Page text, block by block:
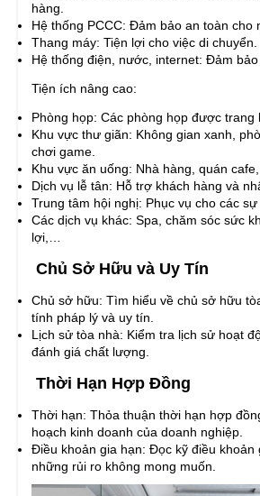
hàng.
Hệ thống PCCC: Đảm bảo an toàn cho
Thang máy: Tiện lợi cho việc di chuyển.
Hệ thống điện, nước, internet: Đảm
Tiện ích nâng cao:
Phòng họp: Các phòng họp được trang
Khu vực thư giãn: Không gian xanh,
chơi game.
Khu vực ăn uống: Nhà hàng, quán
Dịch vụ lễ tân: Hỗ trợ khách hàng và
Trung tâm hội nghị: Phục vụ cho các
Các dịch vụ khác: Spa, chăm sóc sức
lợi,…
Chủ Sở Hữu và Uy Tín
Chủ sở hữu: Tìm hiểu về chủ sở hữu
tính pháp lý và uy tín.
Lịch sử tòa nhà: Kiểm tra lịch sử hoạt
đánh giá chất lượng.
Thời Hạn Hợp Đồng
Thời hạn: Thỏa thuận thời hạn hợp
hoạch kinh doanh của doanh nghiệp.
Điều khoản gia hạn: Đọc kỹ điều khoản
những rủi ro không mong muốn.